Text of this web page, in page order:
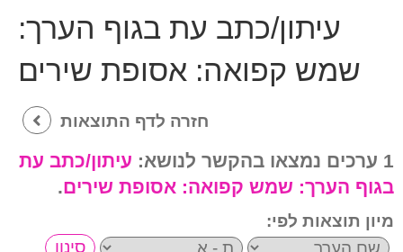
עיתון/כתב עת בגוף הערך:
שמש קפואה: אסופת שירים
חזרה לדף התוצאות
1 ערכים נמצאו בהקשר לנושא:
עיתון/כתב עת
בגוף הערך: שמש קפואה: אסופת שירים.
מיון תוצאות לפי: